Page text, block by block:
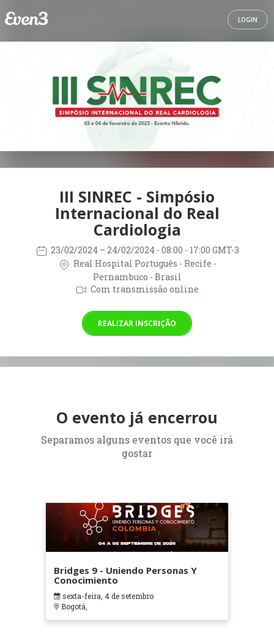
LOGIN
III SINREC - Simpósio
Internacional do Real
Cardiologia
23/02/2024 – 24/02/2024 - 08:00 - 17:00 GMT-3
Real Hospital Português - Recife -
Pernambuco - Brasil
Com transmissão online
REALIZAR INSCRIÇÃO
O evento já encerrou
Separamos alguns eventos que você irá
gostar
Bridges 9 - Uniendo Personas Y
Conocimiento
sexta-feira, 4 de setembro
Bogotá,